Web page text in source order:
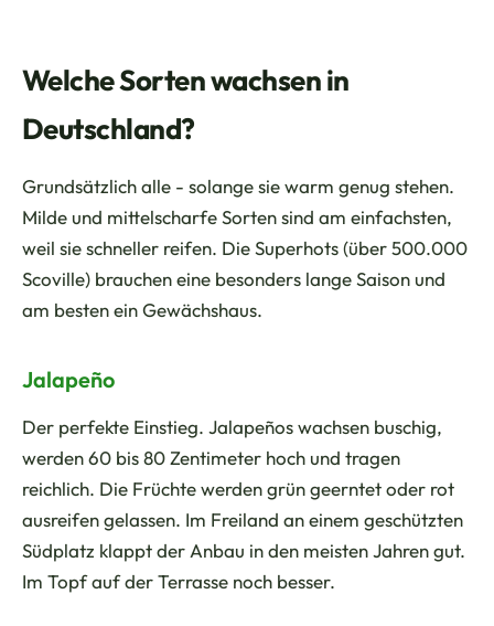
Welche Sorten wachsen in
Deutschland?
Grundsätzlich alle - solange sie warm genug stehen.
Milde und mittelscharfe Sorten sind am einfachsten,
weil sie schneller reifen. Die Superhots (über 500.000
Scoville) brauchen eine besonders lange Saison und
am besten ein Gewächshaus.
Jalapeño
Der perfekte Einstieg. Jalapeños wachsen buschig,
werden 60 bis 80 Zentimeter hoch und tragen
reichlich. Die Früchte werden grün geerntet oder rot
ausreifen gelassen. Im Freiland an einem geschützten
Südplatz klappt der Anbau in den meisten Jahren gut.
Im Topf auf der Terrasse noch besser.